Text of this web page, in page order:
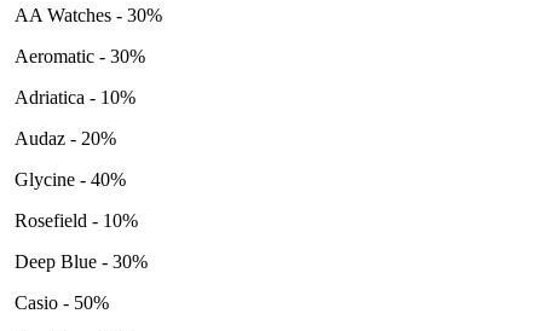
AA Watches - 30%
Aeromatic - 30%
Adriatica - 10%
Audaz - 20%
Glycine - 40%
Rosefield - 10%
Deep Blue - 30%
Casio - 50%